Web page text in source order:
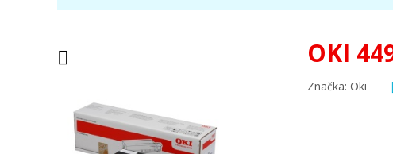
OKI
Značka: Oki